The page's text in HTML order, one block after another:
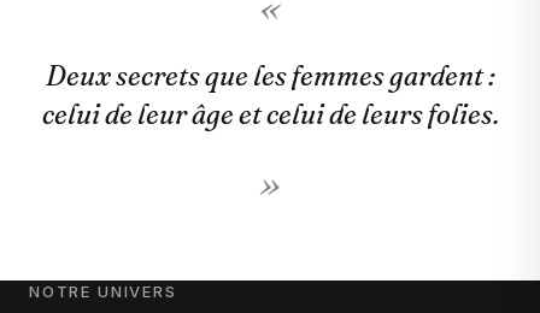
Deux secrets que les femmes gardent :
celui de leur âge et celui de leurs folies.
»
NOTRE UNIVERS